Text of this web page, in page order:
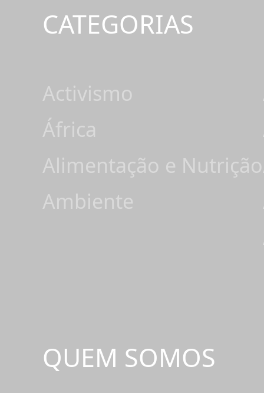
CATEGORIAS
Activismo
África
Alimentação e Nutrição
Ambiente
QUEM SOMOS